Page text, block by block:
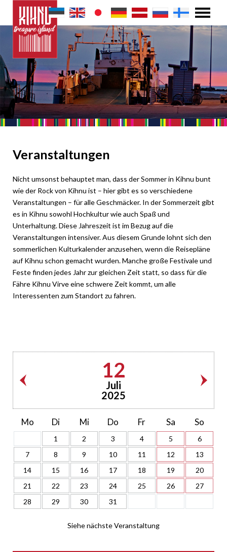
Veranstaltungen
Nicht umsonst behauptet man, dass der Sommer in Kihnu bunt
wie der Rock von Kihnu ist – hier gibt es so verschiedene
Veranstaltungen – für alle Geschmäcker. In der Sommerzeit gibt
es in Kihnu sowohl Hochkultur wie auch Spaß und
Unterhaltung. Diese Jahreszeit ist im Bezug auf die
Veranstaltungen intensiver. Aus diesem Grunde lohnt sich den
sommerlichen Kulturkalender anzusehen, wenn die Reisepläne
auf Kihnu schon gemacht wurden. Manche große Festivale und
Feste finden jedes Jahr zur gleichen Zeit statt, so dass für die
Fähre Kihnu Virve eine schwere Zeit kommt, um alle
Interessenten zum Standort zu fahren.
12
Juli
2025
Mo Di Mi Do Fr Sa So
1 2 3 4 5
6
7
8 9 10 11 12
13
14
15 16 17 18 19
20
21
22 23 24 25 26
27
28
29 30 31
Siehe nächste Veranstaltung